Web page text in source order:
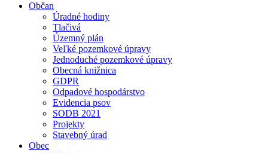
Občan
Úradné hodiny
Tlačivá
Územný plán
Veľké pozemkové úpravy
Jednoduché pozemkové úpravy
Obecná knižnica
GDPR
Odpadové hospodárstvo
Evidencia psov
SODB 2021
Projekty
Stavebný úrad
Obec